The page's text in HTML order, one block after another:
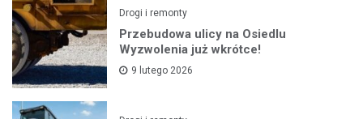
Drogi i remonty
Przebudowa ulicy na Osiedlu
Wyzwolenia już wkrótce!
9 lutego 2026